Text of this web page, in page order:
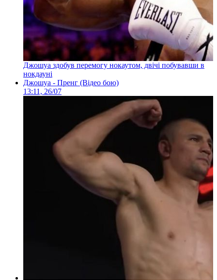
Джошуа здобув перемогу нокаутом, двічі побувавши в
нокдауні
Джошуа - Пренг (Відео бою)
13:11, 26/07